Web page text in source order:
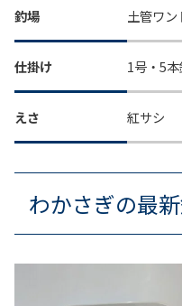
釣場 土管ワン
仕掛け 1号・5本
えさ 紅サシ
わかさぎの最